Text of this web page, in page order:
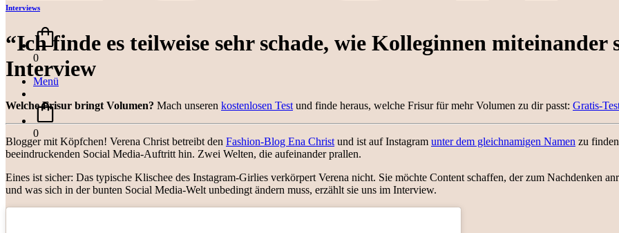
0
Menü
0
Interviews
“Ich finde es teilweise sehr schade, wie Kolleginnen miteinander
Interview
Welche Frisur bringt Volumen? Mach unseren kostenlosen Test und finde heraus, welche Frisur für mehr Volumen zu dir passt: Gratis-
Blogger mit Köpfchen! Verena Christ betreibt den Fashion-Blog Ena Christ und ist auf Instagram unter dem gleichnamigen Namen zu
beeindruckenden Social Media-Auftritt hin. Zwei Welten, die aufeinander prallen.
Eines ist sicher: Das typische Klischee des Instagram-Girlies verkörpert Verena nicht. Sie möchte Content schaffen, der zum Nachdenken
und was sich in der bunten Social Media-Welt unbedingt ändern muss, erzählt sie uns im Interview.